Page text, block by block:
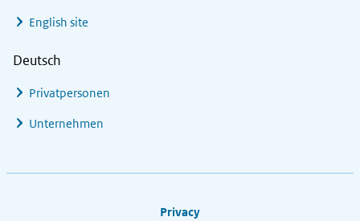
English site
Deutsch
Privatpersonen
Unternehmen
Privacy